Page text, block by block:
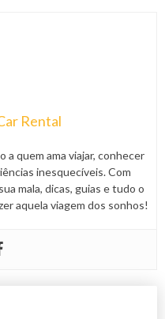
Rental
a quem ama viajar, conhecer
inesquecíveis. Com
mala, dicas, guias e tudo o
aquela viagem dos sonhos!